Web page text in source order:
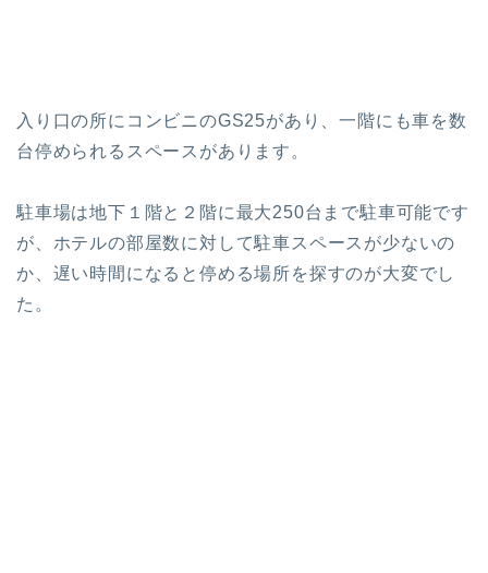
入り口の所に コンビニのGS25があり、一階にも車を数
台停められるスペースがあります。
駐車場は地下１階と２階に最大250台まで駐車可能です
が、ホテルの部屋数に対して駐車スペースが少ないの
か、遅い時間になると停める場所を探すのが大変でし
た。